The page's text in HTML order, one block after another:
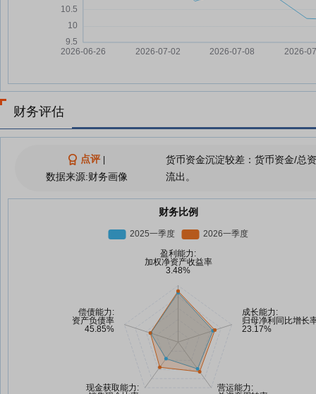
财务评估
点评
数据来源:财务画像
货币资金沉淀较差：货币资金/总
流出。
财务比例